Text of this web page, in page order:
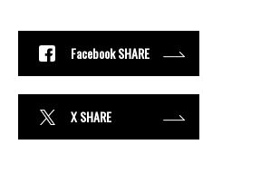
Facebook SHARE
X SHARE